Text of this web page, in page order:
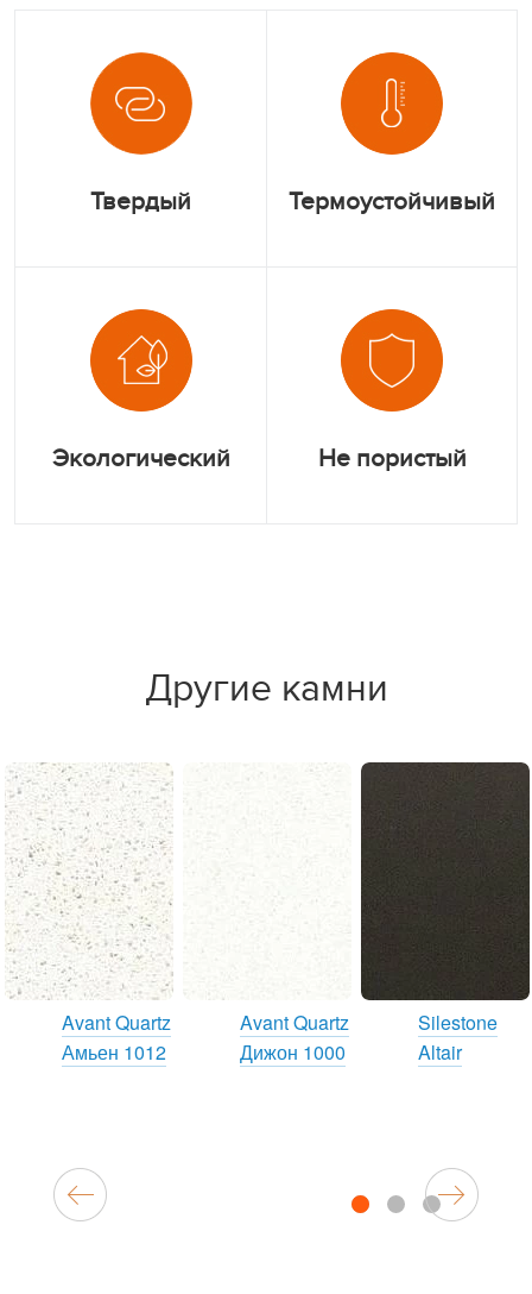
Твердый Термоустойчивый
Экологический Не пористый
Другие камни
Avant Quartz
Амьен 1012
Avant Quartz
Дижон 1000
Silestone
Altair
1 2 3